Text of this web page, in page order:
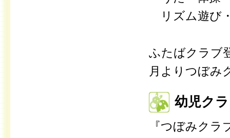
リズム遊び
ふたばクラブ
月よりつぼみ
幼児ク
『つぼみクラ